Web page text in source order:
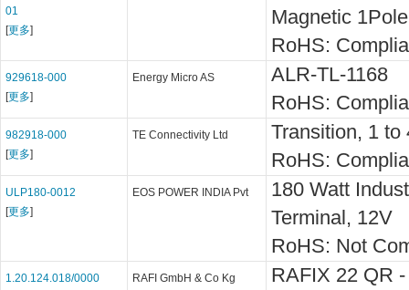
01
[更多]
Magnetic
RoHS:
929618-000
[更多]
Energy Micro AS
ALR-TL-1168
RoHS:
982918-000
[更多]
TE Connectivity Ltd
Transition, 1 to
RoHS:
ULP180-0012
[更多]
EOS POWER INDIA Pvt
180 Watt
Terminal, 12V
RoHS: Not
1.20.124.018/0000
RAFI GmbH & Co Kg
RAFIX 22 QR